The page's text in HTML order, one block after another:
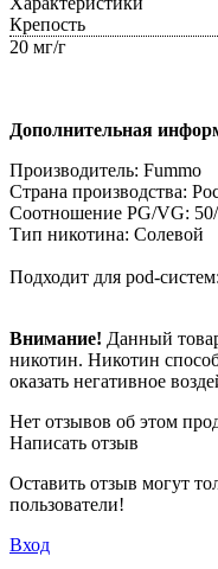
Крепость
20 мг/г
Дополнительная
Производитель: Fummo
Страна производства:
Соотношение PG/VG:
Тип никотина: Солевой
Подходит для pod-
Внимание! Данный
никотин. Никотин
оказать негативное
Нет отзывов об этом
Написать отзыв
Оставить отзыв могут
пользователи!
Вход